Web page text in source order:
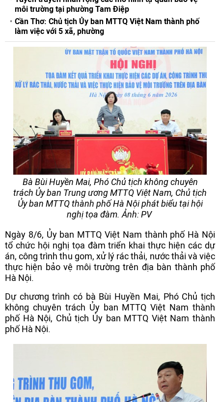
môi trường tại phường Tam Điệp
Cần Thơ: Chủ tịch Ủy ban MTTQ Việt Nam thành phố
làm việc với 5 xã, phường
Bà Bùi Huyền Mai, Phó Chủ tịch không chuyên
trách Ủy ban Trung ương MTTQ Việt Nam, Chủ tịch
Ủy ban MTTQ thành phố Hà Nội phát biểu tại hội
nghị tọa đàm. Ảnh: PV
Ngày 8/6, Ủy ban MTTQ Việt Nam thành phố Hà Nội
tổ chức hội nghị tọa đàm triển khai thực hiện các dự
án, công trình thu gom, xử lý rác thải, nước thải và việc
thực hiện bảo vệ môi trường trên địa bàn thành phố
Hà Nội.
Dự chương trình có bà Bùi Huyền Mai, Phó Chủ tịch
không chuyên trách Ủy ban MTTQ Việt Nam thành
phố Hà Nội, Chủ tịch Ủy ban MTTQ Việt Nam thành
phố Hà Nội.